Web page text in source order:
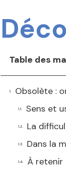
Table des
Obsolète :
Sens et
La
Dans la
À retenir